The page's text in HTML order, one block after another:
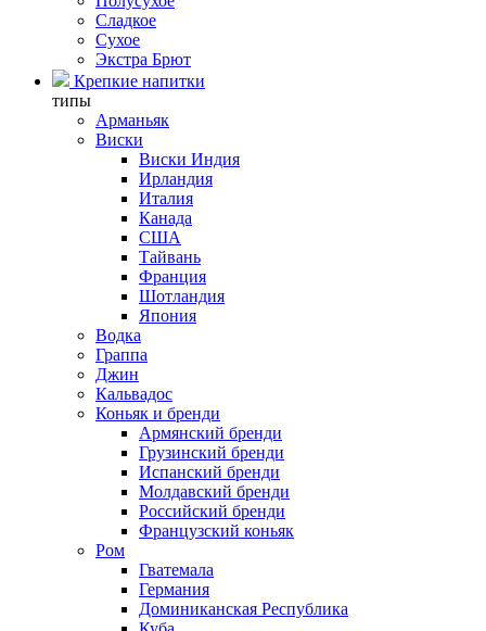
Сладкое
Сухое
Экстра Брют
Крепкие напитки
типы
Арманьяк
Виски
Виски Индия
Ирландия
Италия
Канада
США
Тайвань
Франция
Шотландия
Япония
Водка
Граппа
Джин
Кальвадос
Коньяк и бренди
Армянский бренди
Грузинский бренди
Испанский бренди
Молдавский бренди
Российский бренди
Французский коньяк
Ром
Гватемала
Германия
Доминиканская Республика